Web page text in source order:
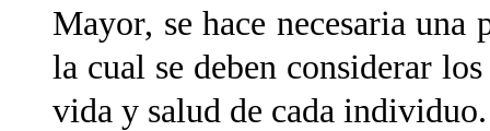
Mayor, se hace necesaria
la cual se deben considerar
vida y salud de cada individuo.